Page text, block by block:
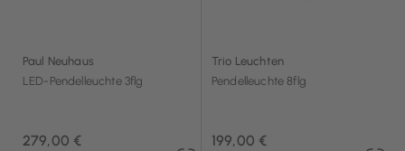
Paul Neuhaus
LED-Pendelleuchte 3flg
279,00 €
Trio Leuchten
Pendelleuchte 8flg
199,00 €